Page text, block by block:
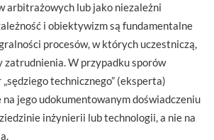
arbitrażowych lub jako niezależni
i obiektywizm są fundamentalne
procesów, w których uczestniczą,
zatrudnienia. W przypadku sporów
technicznego” (eksperta)
jego udokumentowanym doświadczeniu
inżynierii lub technologii, a nie na